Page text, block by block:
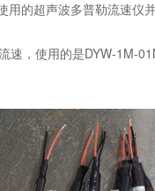
超声波多普勒流速仪并
速，使用的是DYW-1M-